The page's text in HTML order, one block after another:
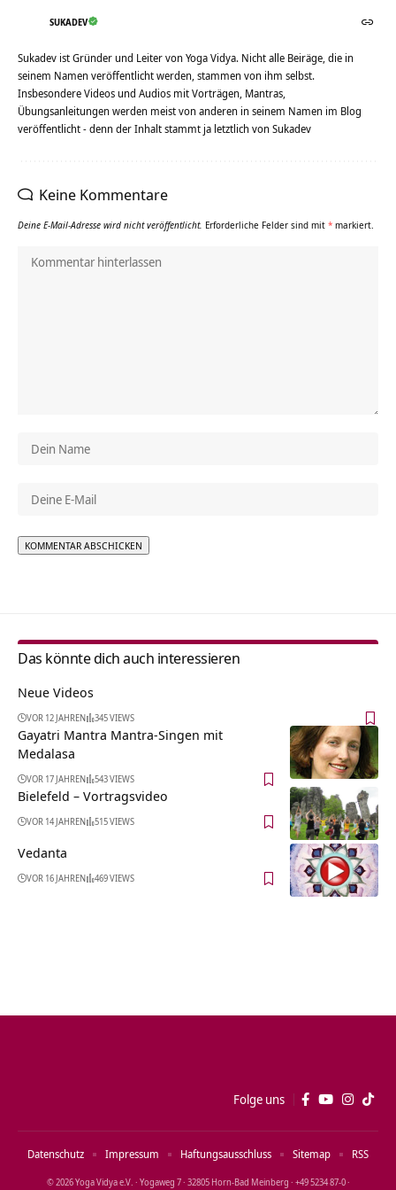
SUKADEV
Sukadev ist Gründer und Leiter von Yoga Vidya. Nicht alle Beiräge, die in
seinem Namen veröffentlicht werden, stammen von ihm selbst.
Insbesondere Videos und Audios mit Vorträgen, Mantras,
Übungsanleitungen werden meist von anderen in seinem Namen im Blog
veröffentlicht - denn der Inhalt stammt ja letztlich von Sukadev
Keine Kommentare
Deine E-Mail-Adresse wird nicht veröffentlicht. Erforderliche Felder sind mit * markiert.
Das könnte dich auch interessieren
Neue Videos
VOR 12 JAHREN 345 VIEWS
Gayatri Mantra Mantra-Singen mit
Medalasa
VOR 17 JAHREN 543 VIEWS
Bielefeld‏‎ – Vortragsvideo
VOR 14 JAHREN 515 VIEWS
Vedanta
VOR 16 JAHREN 469 VIEWS
Folge uns
© 2026 Yoga Vidya e.V. · Yogaweg 7 · 32805 Horn‑Bad Meinberg · +49 5234 87‑0 ·
Datenschutz Impressum Haftungsausschluss Sitemap RSS